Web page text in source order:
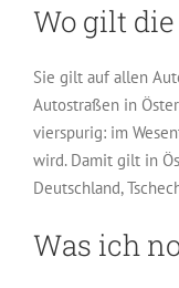
Wo gilt
Sie gilt auf allen
Autostraßen in
vierspurig: im
wird. Damit gilt in
Deutschland,
Was ich